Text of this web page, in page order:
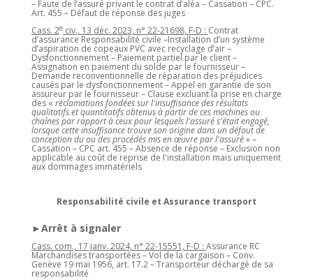
– Faute de l’assuré privant le contrat d’aléa – Cassation – CPC.
Art. 455 – Défaut de réponse des juges
Cass. 2eciv., 13 déc. 2023, n° 22-21698, F-D : Contrat
d’assurance Responsabilité civile –Installation d’un système
d’aspiration de copeaux PVC avec recyclage d’air –
Dysfonctionnement – Paiement partiel par le client –
Assignation en paiement du solde par le fournisseur –
Demande reconventionnelle de réparation des préjudices
causés par le dysfonctionnement – Appel en garantie de son
assureur par le fournisseur – Clause excluant la prise en charge
des « réclamations fondées sur l'insuffisance des résultats
qualitatifs et quantitatifs obtenus à partir de ces machines ou
chaînes par rapport à ceux pour lesquels l'assuré s'était engagé,
lorsque cette insuffisance trouve son origine dans un défaut de
conception du ou des procédés mis en œuvre par l'assuré» –
Cassation – CPC art. 455 – Absence de réponse – Exclusion non
applicable au coût de reprise de l'installation mais uniquement
aux dommages immatériels
Responsabilité civile et Assurance transport
►Arrêt à signaler
Cass. com., 17 janv. 2024, n° 22-15551, F-D : Assurance RC
Marchandises transportées – Vol de la cargaison – Conv.
Genève 19 mai 1956, art. 17.2 – Transporteur déchargé de sa
responsabilité